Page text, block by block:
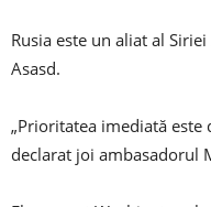
Rusia este un aliat al
Asasd.
„Prioritatea imediată este
declarat joi ambasadorul